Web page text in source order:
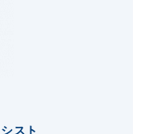
スト